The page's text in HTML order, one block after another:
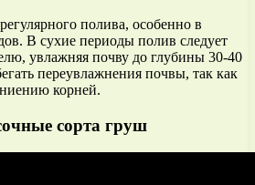
полива, особенно в
В сухие периоды полив следует
увлажняя почву до глубины 30-40
переувлажнения почвы, так как
корней.
сорта груш